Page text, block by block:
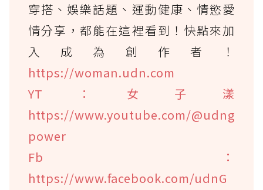
穿搭、娛樂話題、運動健康、情慾愛
情分享，都能在這裡看到！快點來加
入成為創作者！
https://woman.udn.com
YT：女子漾
https://www.youtube.com/@udng
power
Fb：
https://www.facebook.com/udnG